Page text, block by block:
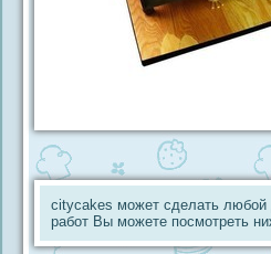
citycakes может сделать любой
работ Вы можете посмотреть